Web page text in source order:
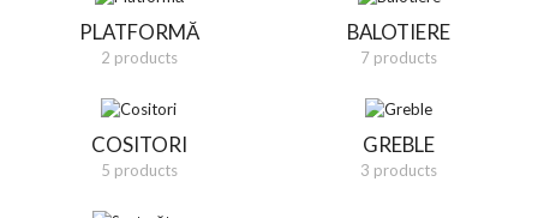
PLATFORMĂ
2 products
BALOTIERE
7 products
COSITORI
5 products
GREBLE
3 products